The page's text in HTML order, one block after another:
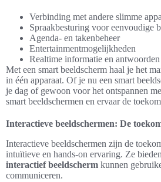
Verbinding met andere slimme
Spraakbesturing voor eenvoudige
Agenda- en takenbeheer
Entertainmentmogelijkheden
Realtime informatie en antwoorden
Met een smart beeldscherm haal je het
in één apparaat. Of je nu een smart
je dag of gewoon voor het ontspannen
smart beeldschermen en ervaar de
Interactieve beeldschermen: De
Interactieve beeldschermen zijn de
intuïtieve en hands-on ervaring. Ze
interactief beeldscherm kunnen
communiceren.